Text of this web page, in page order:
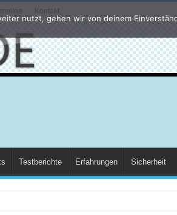
Kontakt
Testberichte Erfahrungen Sicherheit
nutzt, gehen wir von deinem